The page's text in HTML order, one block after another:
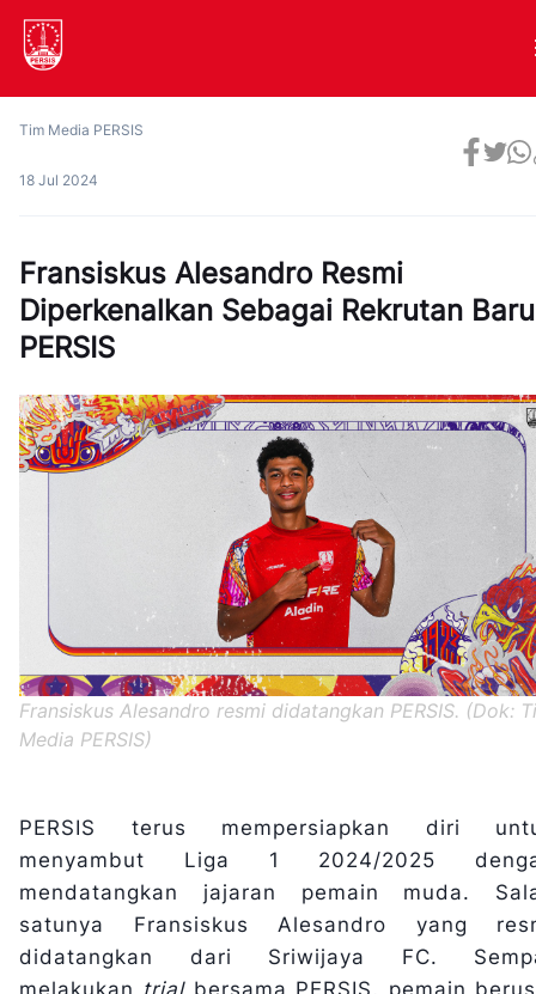
Tim Media PERSIS
18 Jul 2024
Fransiskus Alesandro Resmi
Diperkenalkan Sebagai Rekrutan Baru
PERSIS
Fransiskus Alesandro resmi didatangkan PERSIS. (Dok:
Media PERSIS)
PERSIS terus mempersiapkan diri
menyambut Liga 1 2024/2025
mendatangkan jajaran pemain muda.
satunya Fransiskus Alesandro yang
didatangkan dari Sriwijaya FC.
melakukan trialbersama PERSIS, pemain